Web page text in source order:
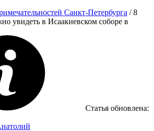
Санкт-Петербурга / 8
увидеть в Исаакиевском соборе в
Статья обновлена: